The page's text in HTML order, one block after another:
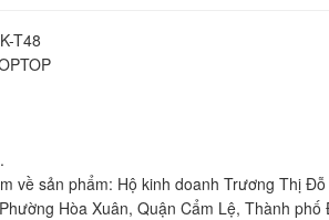
K-T48
về sản phẩm: Hộ kinh doanh Trương Thị
Hòa Xuân, Quận Cẩm Lệ, Thành phố